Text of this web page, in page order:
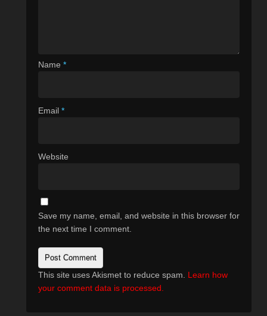
Name *
Email *
Website
Save my name, email, and website in this browser for
the next time I comment.
This site uses Akismet to reduce spam. Learn how
your comment data is processed.